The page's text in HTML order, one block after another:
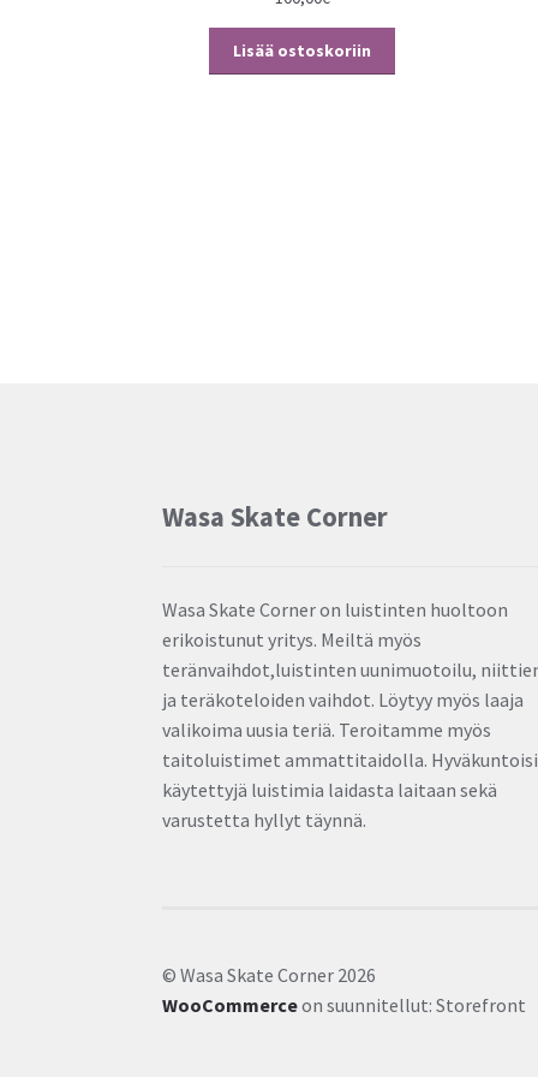
Lisää ostoskoriin
Wasa Skate Corner
Wasa Skate Corner on luistinten huoltoon
erikoistunut yritys. Meiltä myös
teränvaihdot,luistinten uunimuotoilu,
ja teräkoteloiden vaihdot. Löytyy myös laaja
valikoima uusia teriä. Teroitamme myös
taitoluistimet ammattitaidolla.
käytettyjä luistimia laidasta laitaan sekä
varustetta hyllyt täynnä.
© Wasa Skate Corner 2026
WooCommerceon suunnitellut: Storefront